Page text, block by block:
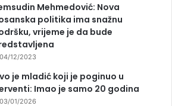
Mehmedović: Nova
politika ima snažnu
vrijeme je da bude
04/12/2023
je mladić koji je poginuo u
Imao je samo 20 godina
03/01/2026